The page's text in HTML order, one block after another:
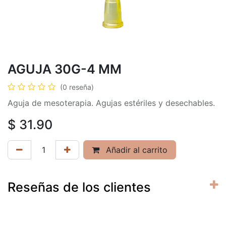
AGUJA 30G-4 MM
(0 reseña)
Aguja de mesoterapia. Agujas estériles y desechables.
$ 31.90
Añadir al carrito
Reseñas de los clientes